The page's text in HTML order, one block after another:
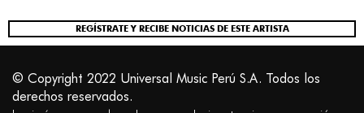
REGÍSTRATE Y RECIBE NOTICIAS DE ESTE ARTISTA
© Copyright 2022 Universal Music Perú S.A. Todos los
derechos reservados.